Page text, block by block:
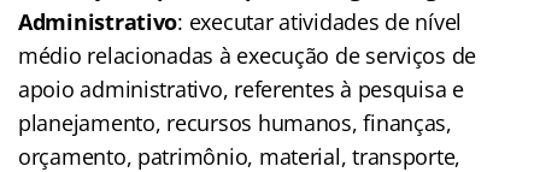
Administrativo: executar atividades de nível
médio relacionadas à execução de serviços de
apoio administrativo, referentes à pesquisa e
planejamento, recursos humanos, finanças,
orçamento, patrimônio, material, transporte,